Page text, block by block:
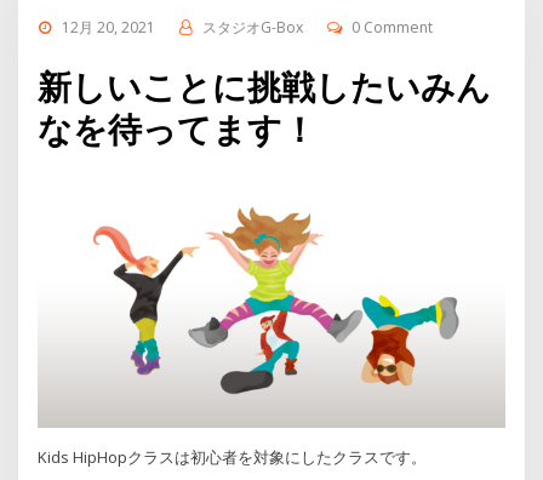
12月 20, 2021 スタジオG-Box 0 Comment
新しいことに挑戦したいみん
なを待ってます！
Kids HipHopクラスは初心者を対象にしたクラスです。